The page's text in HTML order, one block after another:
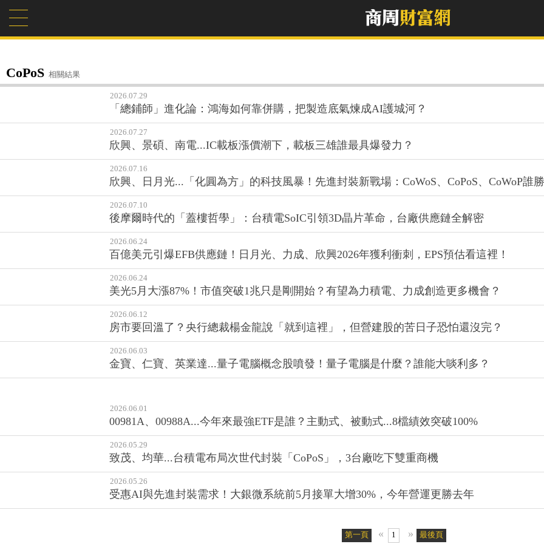
CoPoS 相關結果
2026.07.29
「總鋪師」進化論：鴻海如何靠併購，把製造底氣煉成AI護城河？
2026.07.27
欣興、景碩、南電...IC載板漲價潮下，載板三雄誰最具爆發力？
2026.07.16
欣興、日月光...「化圓為方」的科技風暴！先進封裝新戰場：CoWoS、CoPoS、CoWoP誰
2026.07.10
後摩爾時代的「蓋樓哲學」：台積電SoIC引領3D晶片革命，台廠供應鏈全解密
2026.06.24
百億美元引爆EFB供應鏈！日月光、力成、欣興2026年獲利衝刺，EPS預估看這裡！
2026.06.24
美光5月大漲87%！市值突破1兆只是剛開始？有望為力積電、力成創造更多機會？
2026.06.12
房市要回溫了？央行總裁楊金龍說「就到這裡」，但營建股的苦日子恐怕還沒完？
2026.06.03
金寶、仁寶、英業達...量子電腦概念股噴發！量子電腦是什麼？誰能大啖利多？
2026.06.01
00981A、00988A...今年來最強ETF是誰？主動式、被動式...8檔績效突破100%
2026.05.29
致茂、均華...台積電布局次世代封裝「CoPoS」，3台廠吃下雙重商機
2026.05.26
受惠AI與先進封裝需求！大銀微系統前5月接單大增30%，今年營運更勝去年
第一頁 « 1 » 最後頁